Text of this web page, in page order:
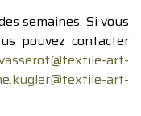
semaines. Si vous
pouvez contacter
art-
art-